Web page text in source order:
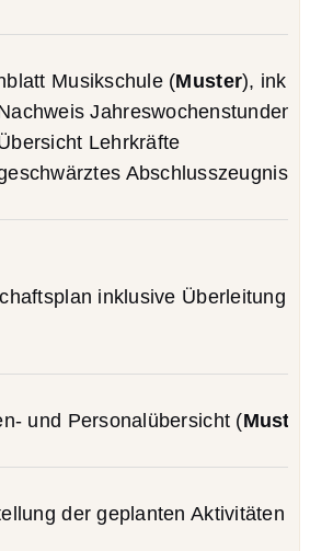
Musikschule (Muster),
Jahreswochenstunden
Lehrkräfte
Abschlusszeugnis
inklusive Überleitung
und Personalübersicht (Muster
der geplanten Aktivitäten im